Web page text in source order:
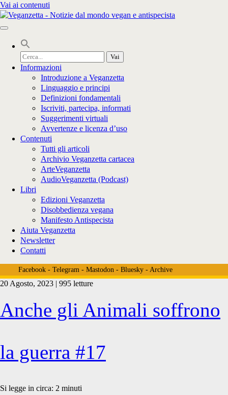
Vai ai contenuti
Cerca
per:
Informazioni
Introduzione a Veganzetta
Linguaggio e principi
Definizioni fondamentali
Iscriviti, partecipa, informati
Suggerimenti virtuali
Avvertenze e licenza d’uso
Contenuti
Tutti gli articoli
Archivio Veganzetta cartacea
ArteVeganzetta
AudioVeganzetta (Podcast)
Libri
Edizioni Veganzetta
Disobbedienza vegana
Manifesto Antispecista
Aiuta Veganzetta
Newsletter
Contatti
Facebook- Telegram- Mastodon- Bluesky- Archive
Tag:
<span>Delfini
nel
20 Agosto, 2023 | 995 letture
Anche gli Animali soffrono
la guerra #17
Si legge in circa: 2 minuti